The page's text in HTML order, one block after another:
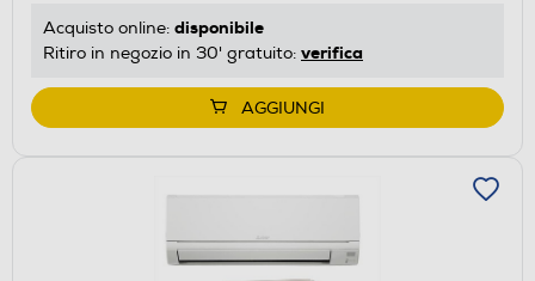
Acquisto online: disponibile
Ritiro in negozio in 30' gratuito: verifica
AGGIUNGI